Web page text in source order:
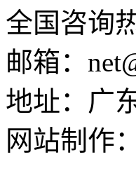
全国咨
邮箱：
地址：广
网站制作：